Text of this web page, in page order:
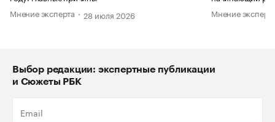
Мнение эксперта
28 июля 2026
Мнение
Выбор редакции: экспертные публикации
и Сюжеты РБК